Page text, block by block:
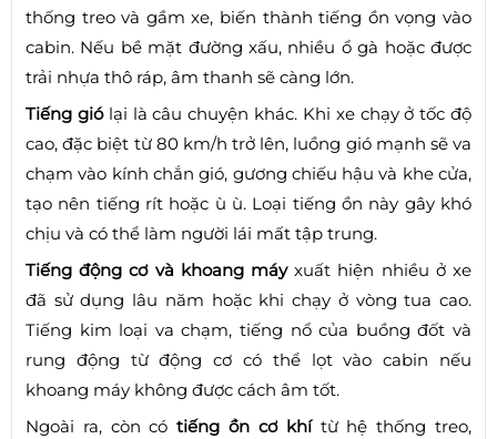
thống treo và gầm xe, biến thành tiếng ồn vọng vào
cabin. Nếu bề mặt đường xấu, nhiều ổ gà hoặc được
trải nhựa thô ráp, âm thanh sẽ càng lớn.
Tiếng giólại là câu chuyện khác. Khi xe chạy ở tốc độ
cao, đặc biệt từ 80 km/h trở lên, luồng gió mạnh sẽ va
chạm vào kính chắn gió, gương chiếu hậu và khe cửa,
tạo nên tiếng rít hoặc ù ù. Loại tiếng ồn này gây khó
chịu và có thể làm người lái mất tập trung.
Tiếng động cơ và khoang máyxuất hiện nhiều ở xe
đã sử dụng lâu năm hoặc khi chạy ở vòng tua cao.
Tiếng kim loại va chạm, tiếng nổ của buồng đốt và
rung động từ động cơ có thể lọt vào cabin nếu
khoang máy không được cách âm tốt.
Ngoài ra, còn cótiếng ồn cơ khítừ hệ thống treo,